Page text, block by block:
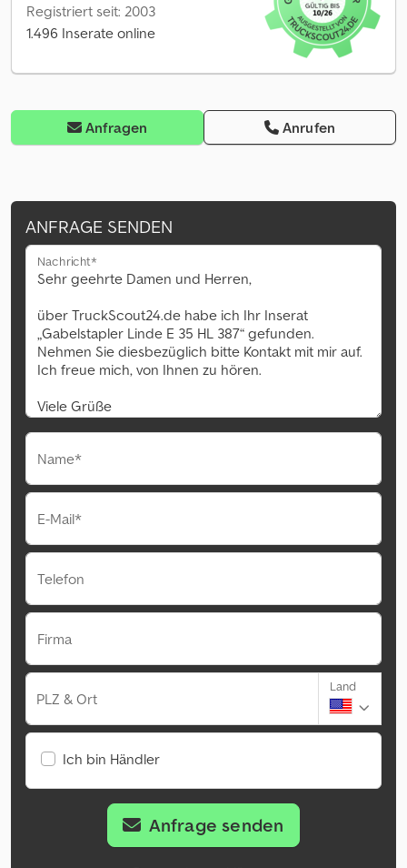
Registriert seit: 2003
1.496 Inserate online
Anfragen Anrufen
ANFRAGE SENDEN
Nachricht*
Name*
E-Mail*
Telefon
Firma
PLZ & Ort
Land
Ich bin Händler
Anfrage senden